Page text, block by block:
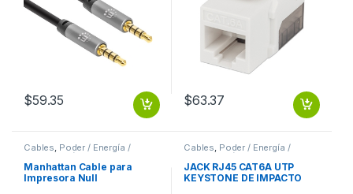
$59.35 $63.37
Cables Poder / Energía /
Alimentación
Manhattan Cable para
Impresora Null
Cables Poder / Energía /
Alimentación
JACK RJ45 CAT6A UTP
KEYSTONE DE IMPACTO